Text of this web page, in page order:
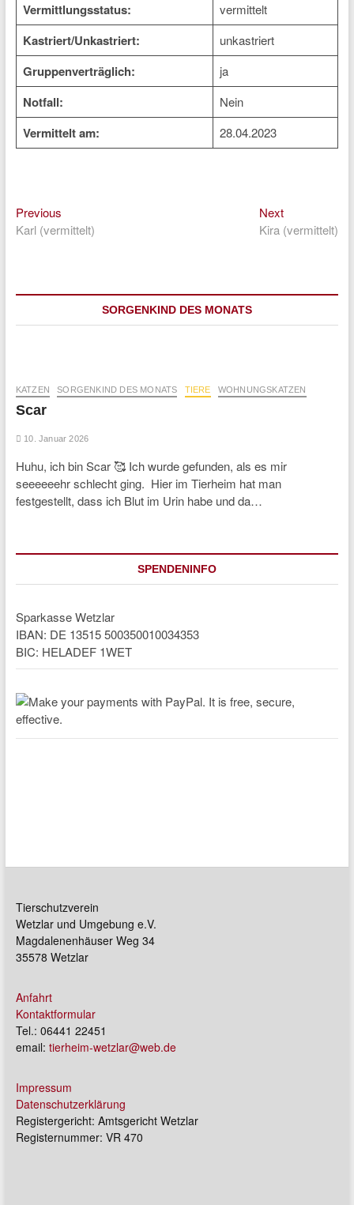
Vermittlungsstatus: vermittelt
Kastriert/Unkastriert: unkastriert
Gruppenverträglich: ja
Notfall: Nein
Vermittelt am: 28.04.2023
Beitragsnavigation
PreviousPrevious
post:
Karl (vermittelt)
NextNext
post:
Kira (vermittelt)
SORGENKIND DES MONATS
KATZEN SORGENKIND DES MONATS TIERE WOHNUNGSKATZEN
Scar
10. Januar 2026
Huhu, ich bin Scar 🥰 Ich wurde gefunden, als es mir
seeeeeehr schlecht ging. Hier im Tierheim hat man
festgestellt, dass ich Blut im Urin habe und da…
SPENDENINFO
Sparkasse Wetzlar
IBAN: DE 13515 500350010034353
BIC: HELADEF 1WET
Tierschutzverein
Wetzlar und Umgebung e.V.
Magdalenenhäuser Weg 34
35578 Wetzlar
Anfahrt
Kontaktformular
Tel.: 06441 22451
email: tierheim-wetzlar@web.de
Impressum
Datenschutzerklärung
Registergericht: Amtsgericht Wetzlar
Registernummer: VR 470